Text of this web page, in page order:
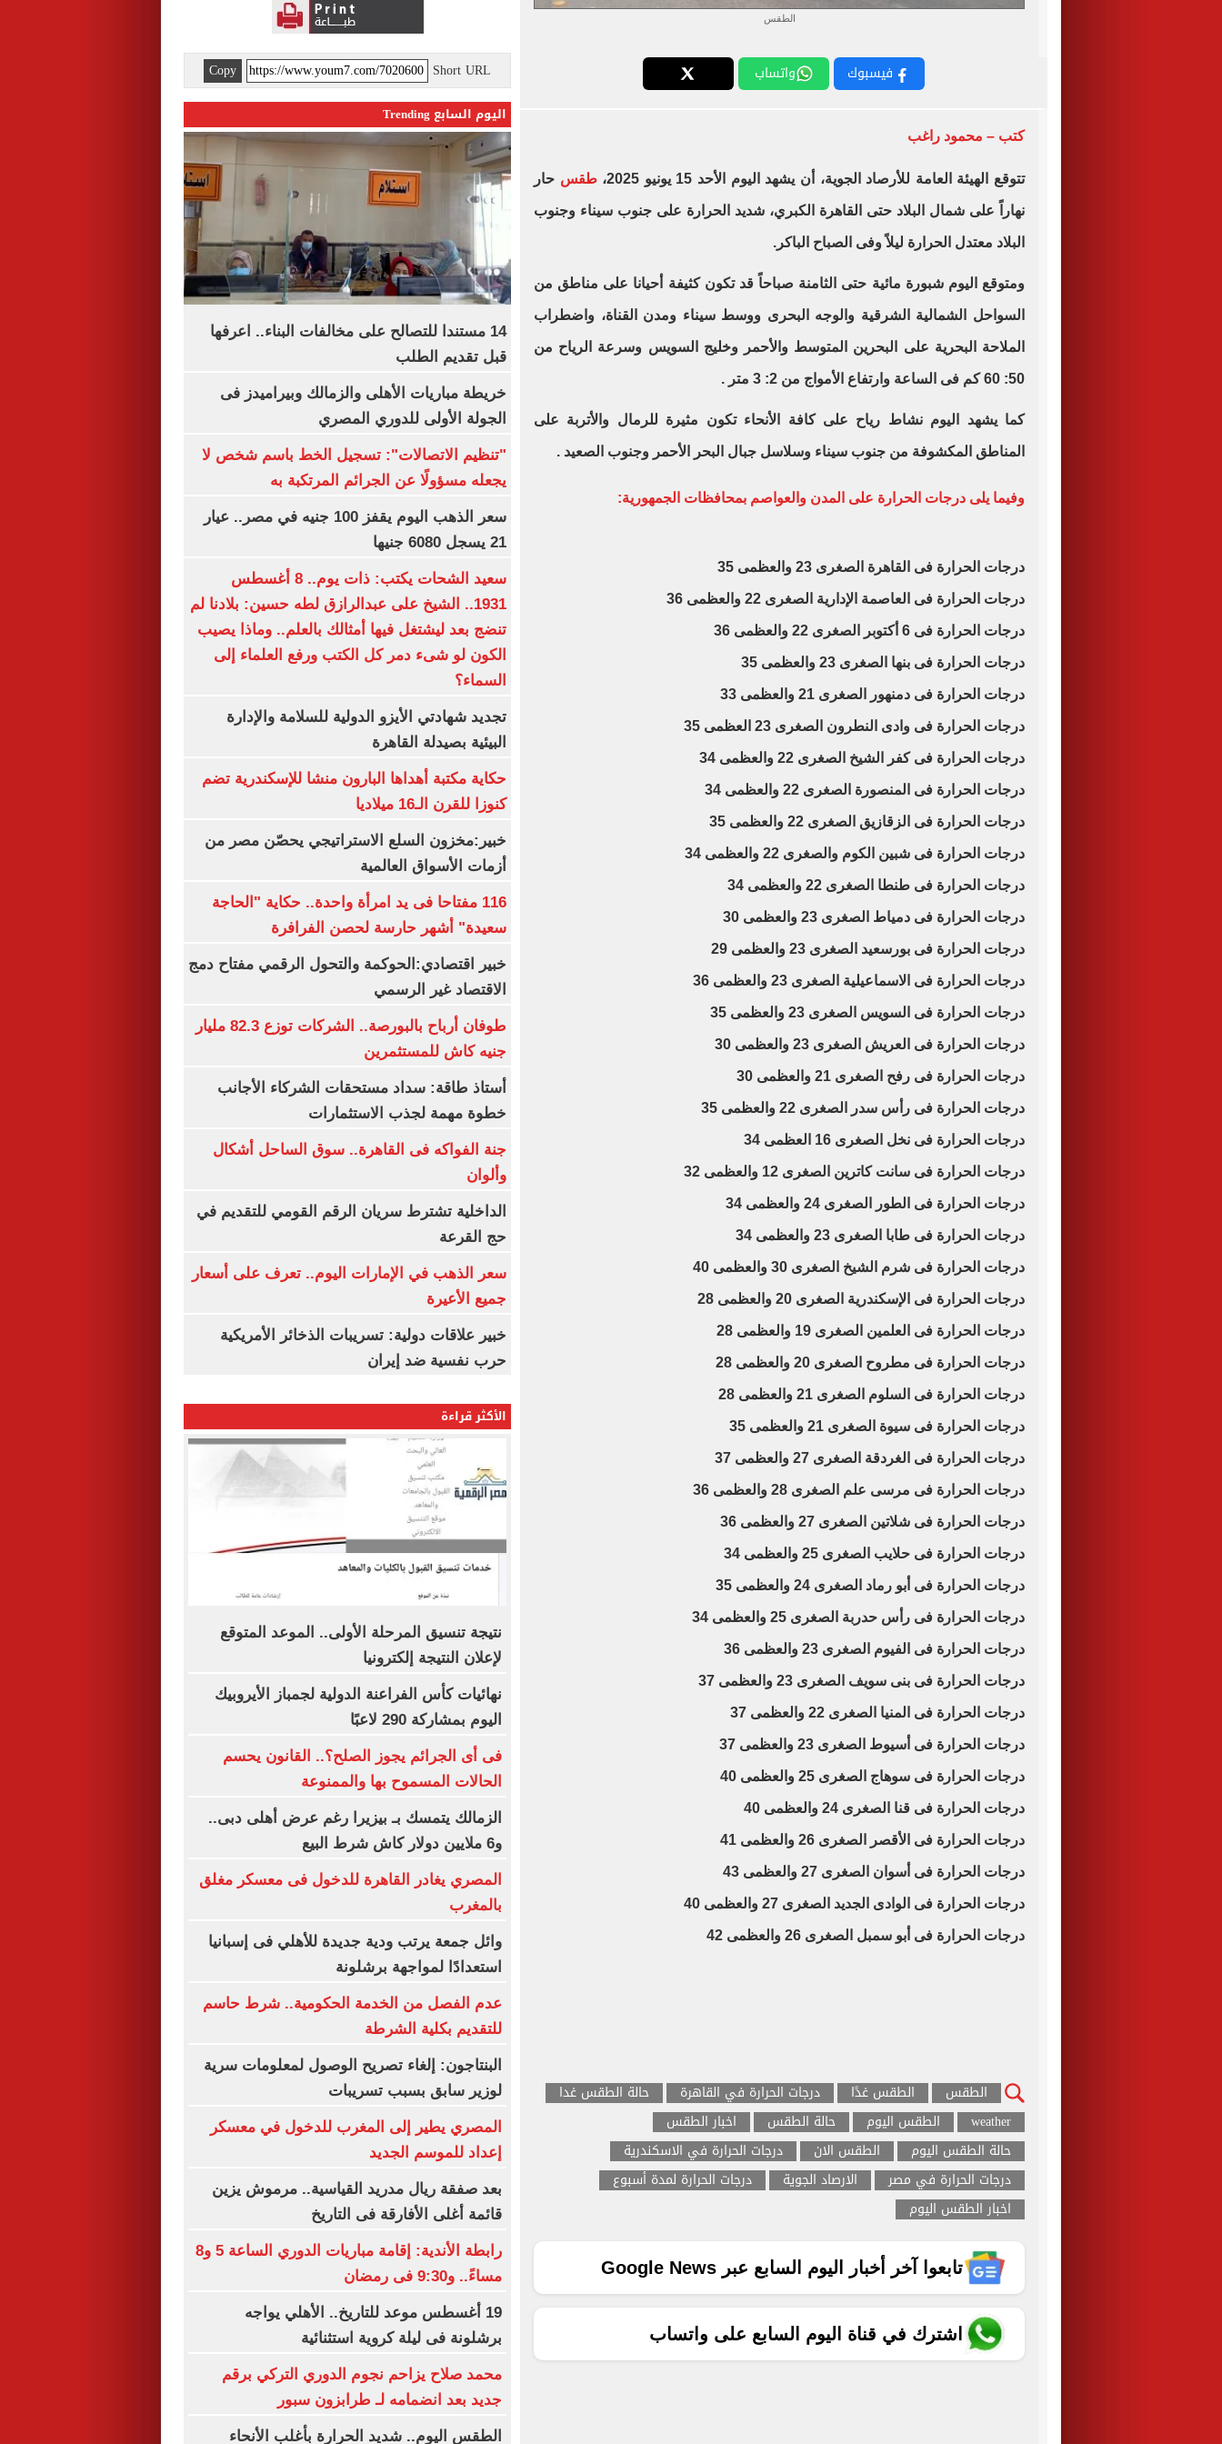
الطقس
فيسبوك واتساب
كتب – محمود راغب
تتوقع الهيئة العامة للأرصاد الجوية، أن يشهد اليوم الأحد 15 يونيو 2025، طقس حار
نهاراً على شمال البلاد حتى القاهرة الكبري، شديد الحرارة على جنوب سيناء وجنوب
البلاد معتدل الحرارة ليلاً وفى الصباح الباكر.
ومتوقع اليوم شبورة مائية حتى الثامنة صباحاً قد تكون كثيفة أحيانا على مناطق من
السواحل الشمالية الشرقية والوجه البحرى ووسط سيناء ومدن القناة، واضطراب
الملاحة البحرية على البحرين المتوسط والأحمر وخليج السويس وسرعة الرياح من
50: 60 كم فى الساعة وارتفاع الأمواج من 2: 3 متر .
كما يشهد اليوم نشاط رياح على كافة الأنحاء تكون مثيرة للرمال والأتربة على
المناطق المكشوفة من جنوب سيناء وسلاسل جبال البحر الأحمر وجنوب الصعيد .
وفيما يلى درجات الحرارة على المدن والعواصم بمحافظات الجمهورية:
درجات الحرارة فى القاهرة الصغرى 23 والعظمى 35
درجات الحرارة فى العاصمة الإدارية الصغرى 22 والعظمى 36
درجات الحرارة فى 6 أكتوبر الصغرى 22 والعظمى 36
درجات الحرارة فى بنها الصغرى 23 والعظمى 35
درجات الحرارة فى دمنهور الصغرى 21 والعظمى 33
درجات الحرارة فى وادى النطرون الصغرى 23 العظمى 35
درجات الحرارة فى كفر الشيخ الصغرى 22 والعظمى 34
درجات الحرارة فى المنصورة الصغرى 22 والعظمى 34
درجات الحرارة فى الزقازيق الصغرى 22 والعظمى 35
درجات الحرارة فى شبين الكوم والصغرى 22 والعظمى 34
درجات الحرارة فى طنطا الصغرى 22 والعظمى 34
درجات الحرارة فى دمياط الصغرى 23 والعظمى 30
درجات الحرارة فى بورسعيد الصغرى 23 والعظمى 29
درجات الحرارة فى الاسماعيلية الصغرى 23 والعظمى 36
درجات الحرارة فى السويس الصغرى 23 والعظمى 35
درجات الحرارة فى العريش الصغرى 23 والعظمى 30
درجات الحرارة فى رفح الصغرى 21 والعظمى 30
درجات الحرارة فى رأس سدر الصغرى 22 والعظمى 35
درجات الحرارة فى نخل الصغرى 16 العظمى 34
درجات الحرارة فى سانت كاترين الصغرى 12 والعظمى 32
درجات الحرارة فى الطور الصغرى 24 والعظمى 34
درجات الحرارة فى طابا الصغرى 23 والعظمى 34
درجات الحرارة فى شرم الشيخ الصغرى 30 والعظمى 40
درجات الحرارة فى الإسكندرية الصغرى 20 والعظمى 28
درجات الحرارة فى العلمين الصغرى 19 والعظمى 28
درجات الحرارة فى مطروح الصغرى 20 والعظمى 28
درجات الحرارة فى السلوم الصغرى 21 والعظمى 28
درجات الحرارة فى سيوة الصغرى 21 والعظمى 35
درجات الحرارة فى الغردقة الصغرى 27 والعظمى 37
درجات الحرارة فى مرسى علم الصغرى 28 والعظمى 36
درجات الحرارة فى شلاتين الصغرى 27 والعظمى 36
درجات الحرارة فى حلايب الصغرى 25 والعظمى 34
درجات الحرارة فى أبو رماد الصغرى 24 والعظمى 35
درجات الحرارة فى رأس حدربة الصغرى 25 والعظمى 34
درجات الحرارة فى الفيوم الصغرى 23 والعظمى 36
درجات الحرارة فى بنى سويف الصغرى 23 والعظمى 37
درجات الحرارة فى المنيا الصغرى 22 والعظمى 37
درجات الحرارة فى أسيوط الصغرى 23 والعظمى 37
درجات الحرارة فى سوهاج الصغرى 25 والعظمى 40
درجات الحرارة فى قنا الصغرى 24 والعظمى 40
درجات الحرارة فى الأقصر الصغرى 26 والعظمى 41
درجات الحرارة فى أسوان الصغرى 27 والعظمى 43
درجات الحرارة فى الوادى الجديد الصغرى 27 والعظمى 40
درجات الحرارة فى أبو سمبل الصغرى 26 والعظمى 42
الطقس الطقس غدًا درجات الحرارة في القاهرة
حالة الطقس غدا
weather
الطقس اليوم حالة الطقس
اخبار الطقس
حالة الطقس اليوم
الطقس الان
درجات الحرارة في الاسكندرية
درجات الحرارة في مصر
الارصاد الجوية
درجات الحرارة لمدة أسبوع
اخبار الطقس اليوم
تابعوا آخر أخبار اليوم السابع عبر Google News
اشترك في قناة اليوم السابع على واتساب
Short URL
Copy
اليوم السابع Trending
14 مستندا للتصالح على مخالفات البناء.. اعرفها
قبل تقديم الطلب
خريطة مباريات الأهلى والزمالك وبيراميدز فى
الجولة الأولى للدوري المصري
"تنظيم الاتصالات": تسجيل الخط باسم شخص لا
يجعله مسؤولًا عن الجرائم المرتكبة به
سعر الذهب اليوم يقفز 100 جنيه في مصر.. عيار
21 يسجل 6080 جنيها
سعيد الشحات يكتب: ذات يوم.. 8 أغسطس
1931.. الشيخ على عبدالرازق لطه حسين: بلادنا لم
تنضج بعد ليشتغل فيها أمثالك بالعلم.. وماذا يصيب
الكون لو شىء دمر كل الكتب ورفع العلماء إلى
السماء؟
تجديد شهادتي الأيزو الدولية للسلامة والإدارة
البيئية بصيدلة القاهرة
حكاية مكتبة أهداها البارون منشا للإسكندرية تضم
كنوزا للقرن الـ16 ميلاديا
خبير:مخزون السلع الاستراتيجي يحصّن مصر من
أزمات الأسواق العالمية
116 مفتاحا فى يد امرأة واحدة.. حكاية "الحاجة
سعيدة" أشهر حارسة لحصن الفرافرة
خبير اقتصادي:الحوكمة والتحول الرقمي مفتاح دمج
الاقتصاد غير الرسمي
طوفان أرباح بالبورصة.. الشركات توزع 82.3 مليار
جنيه كاش للمستثمرين
أستاذ طاقة: سداد مستحقات الشركاء الأجانب
خطوة مهمة لجذب الاستثمارات
جنة الفواكه فى القاهرة.. سوق الساحل أشكال
وألوان
الداخلية تشترط سريان الرقم القومي للتقديم في
حج القرعة
سعر الذهب في الإمارات اليوم.. تعرف على أسعار
جميع الأعيرة
خبير علاقات دولية: تسريبات الذخائر الأمريكية
حرب نفسية ضد إيران
الأكثر قراءة
نتيجة تنسيق المرحلة الأولى.. الموعد المتوقع
لإعلان النتيجة إلكترونيا
نهائيات كأس الفراعنة الدولية لجمباز الأيروبيك
اليوم بمشاركة 290 لاعبًا
فى أى الجرائم يجوز الصلح؟.. القانون يحسم
الحالات المسموح بها والممنوعة
الزمالك يتمسك بـ بيزيرا رغم عرض أهلى دبى..
و6 ملايين دولار كاش شرط البيع
المصري يغادر القاهرة للدخول فى معسكر مغلق
بالمغرب
وائل جمعة يرتب ودية جديدة للأهلي فى إسبانيا
استعدادًا لمواجهة برشلونة
عدم الفصل من الخدمة الحكومية.. شرط حاسم
للتقديم بكلية الشرطة
البنتاجون: إلغاء تصريح الوصول لمعلومات سرية
لوزير سابق بسبب تسريبات
المصري يطير إلى المغرب للدخول في معسكر
إعداد للموسم الجديد
بعد صفقة ريال مدريد القياسية.. مرموش يزين
قائمة أغلى الأفارقة فى التاريخ
رابطة الأندية: إقامة مباريات الدوري الساعة 5 و8
مساءً.. و9:30 فى رمضان
19 أغسطس موعد للتاريخ.. الأهلي يواجه
برشلونة فى ليلة كروية استثنائية
محمد صلاح يزاحم نجوم الدوري التركي برقم
جديد بعد انضمامه لـ طرابزون سبور
الطقس اليوم.. شديد الحرارة بأغلب الأنحاء